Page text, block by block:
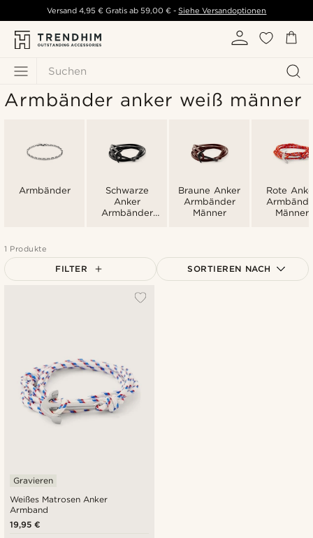
Suchen
Versand 4,95 € Gratis ab 59,00 € - Siehe Versandoptionen
Armbänder anker weiß männer
Armbänder
Schwarze
Anker
Armbänder
Braune Anker
Armbänder
Männer
Rote
Männer
1 Produkte
FILTER SORTIEREN NACH
Weißes Matrosen Anker
Armband
Gravieren
19,95 €